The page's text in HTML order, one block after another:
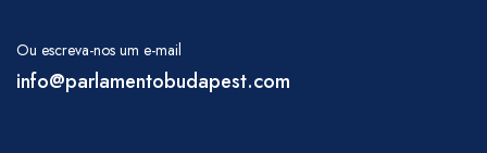
Ou escreva-nos um e-mail
info@parlamentobudapest.com